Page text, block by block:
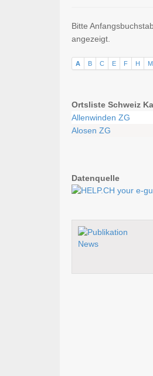
Bitte
angezeigt.
A B C E F H M
Ortsliste Schweiz
Allenwinden ZG
Alosen ZG
Datenquelle